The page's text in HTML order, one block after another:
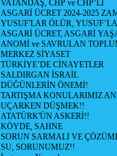
VATANDAŞ, CHP ve CHP’Lİ
ASGARİ ÜCRET 2024-2025
YUSUF'LAR ÖLÜR,
ASGARİ ÜCRET, ASGARİ
ANOMİ ve SAVRULAN
MERKEZ SİYASET
TÜRKİYE’DE CİNAYETLER
SALDIRGAN İSRAİL
DÜĞÜNLERİN ÖNEMİ!
TARTIŞMA KONULARIMIZ
UÇARKEN DÜŞMEK!!
ATATÜRK'ÜN ASKERİ!!
KÖYDE, SAHNE
SORUN SARMALI VE
SU, SORUNUMUZ!!